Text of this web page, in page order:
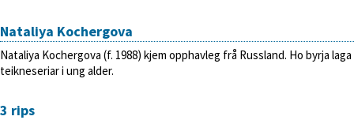
Nataliya Kochergova
Nataliya Kochergova (f. 1988) kjem opphavleg frå Russland. Ho byrja laga
teikneseriar i ung alder.
3 rips